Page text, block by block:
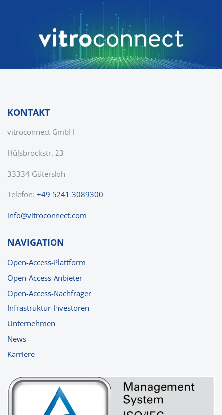
KONTAKT
vitroconnect GmbH
Hülsbrockstr. 23
33334 Gütersloh
Telefon: +49 5241 3089300
nf v tr c nn ct c m
NAVIGATION
Open-Access-Plattform
Open-Access-Anbieter
Open-Access-Nachfrager
Infrastruktur-Investoren
Unternehmen
News
Karriere